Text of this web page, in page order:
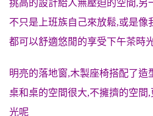
挑高的設計給人無壓迫的空間,另
不只是上班族自己來放鬆,或是像
都可以舒適悠閒的享受下午茶時
明亮的落地窗,木製座椅搭配了造
桌和桌的空間很大,不擁擠的空間
光呢